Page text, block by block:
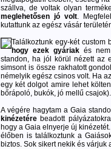
szállva, de voltak olyan
meglehetősen jó volt.
kutattunk az egész vásár
Találkoztunk egy-két custom
hogy ezek gyáriak és
standon, ha jól körül nézett az
simsont is össze rakhatott
némelyik egész csinos volt. Ha
egy két dolgot amire lehet
bőrápoló, bukók, jó mellű csajok).
A végére hagytam a Gaia
kinézetére beadott
hogy a Gaia elnyerje új
élőben is találkoztunk a
biztos. Sok sikert nekik és várjuk